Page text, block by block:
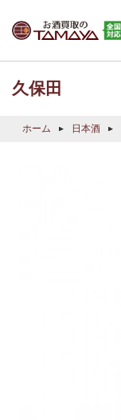
久保田
ホーム 日本酒